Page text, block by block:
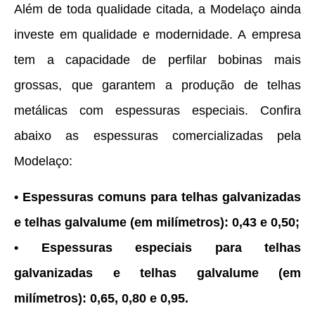
Além de toda qualidade citada, a Modelaço ainda
investe em qualidade e modernidade. A empresa
tem a capacidade de perfilar bobinas mais
grossas, que garantem a produção de telhas
metálicas com espessuras especiais. Confira
abaixo as espessuras comercializadas pela
Modelaço:
• Espessuras comuns para telhas galvanizadas
e telhas galvalume (em milímetros): 0,43 e 0,50;
• Espessuras especiais para telhas
galvanizadas e telhas galvalume (em
milímetros): 0,65, 0,80 e 0,95.